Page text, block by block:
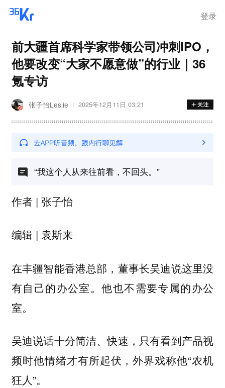
登录
前大疆首席科学家带领公司冲刺IPO，
他要改变“大家不愿意做”的行业｜36
氪专访
张子怡Leslie 2025年12月11日 03:21
“我这个人从来往前看，不回头。”
作者 | 张子怡
编辑 | 袁斯来
在丰疆智能香港总部，董事长吴迪说这里没
有自己的办公室。他也不需要专属的办公
室。
吴迪说话十分简洁、快速，只有看到产品视
频时他情绪才有所起伏，外界戏称他“农机
狂人”。